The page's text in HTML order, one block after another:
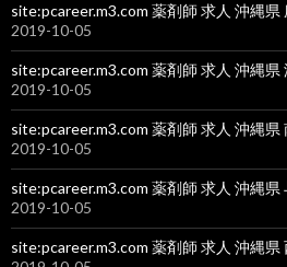
site:pcareer.m3.com 薬剤師 求人 沖縄県
2019-10-05
site:pcareer.m3.com 薬剤師 求人 沖縄県
2019-10-05
site:pcareer.m3.com 薬剤師 求人 沖縄県
2019-10-05
site:pcareer.m3.com 薬剤師 求人 沖縄県
2019-10-05
site:pcareer.m3.com 薬剤師 求人 沖縄県